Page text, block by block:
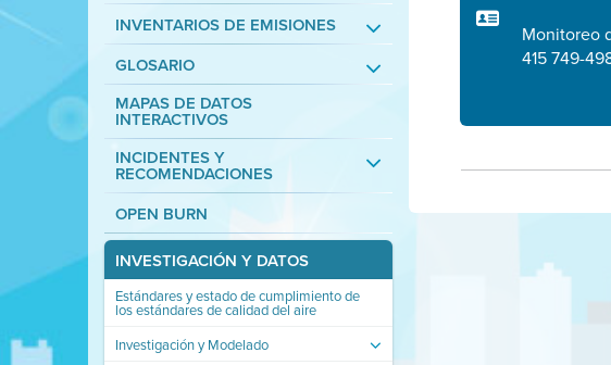
INVENTARIOS DE EMISIONES
GLOSARIO
MAPAS DE DATOS
INTERACTIVOS
INCIDENTES Y
RECOMENDACIONES
OPEN BURN
INVESTIGACIÓN Y DATOS
Estándares y estado de cumplimiento de
los estándares de calidad del aire
Investigación y Modelado
Monitoreo
415 749-